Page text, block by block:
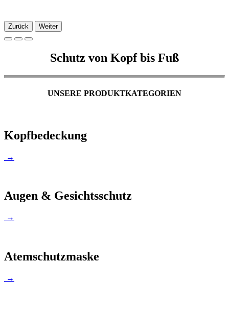
Zurück Weiter
Schutz von Kopf bis Fuß
UNSERE PRODUKTKATEGORIEN
Kopfbedeckung
→
Augen & Gesichtsschutz
→
Atemschutzmaske
→